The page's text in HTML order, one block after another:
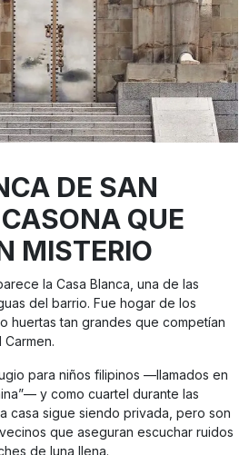
DE SAN
QUE
MISTERIO
la Casa Blanca, una de las
del barrio. Fue hogar de los
huertas tan grandes que competían
para niños filipinos —llamados en
y como cuartel durante las
casa sigue siendo privada, pero son
que aseguran escuchar ruidos
de luna llena.